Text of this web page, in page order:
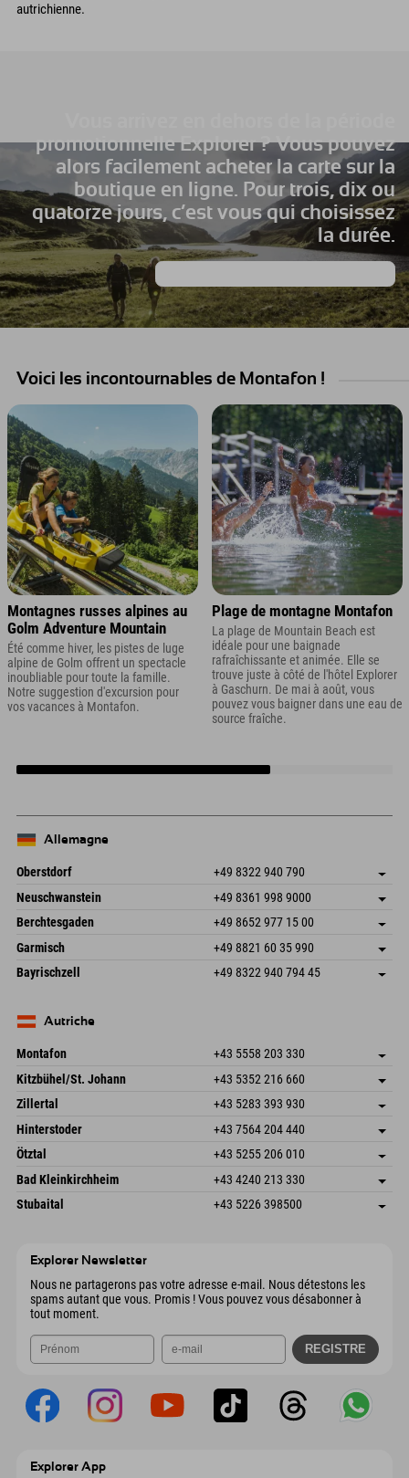
autrichienne.
promotionnelle Explorer ? Vous pouvez
alors facilement acheter la carte sur la
boutique en ligne. Pour trois, dix ou
quatorze jours, c’est vous qui choisissez
la durée.
Voici les incontournables de Montafon !
Montagnes russes alpines au
Golm Adventure Mountain
Été comme hiver, les pistes de luge
alpine de Golm offrent un spectacle
inoubliable pour toute la famille.
Notre suggestion d'excursion pour
vos vacances à Montafon.
Plage de montagne Montafon
La plage de Mountain Beach est
idéale pour une baignade
rafraîchissante et animée. Elle se
trouve juste à côté de l'hôtel Explorer
à Gaschurn. De mai à août, vous
pouvez vous baigner dans une eau de
source fraîche.
Allemagne
Oberstdorf +49 8322 940 790
An der Breitach 3
87538 Fischen I. Allgäu
Allemagne
Enregistrer l'adresse
Informations d'arrivée
Réservation
Neuschwanstein +49 8361 998 9000
An der Riese 45
87484 Nesselwang im Allgäu
Allemagne
Enregistrer l'adresse
Réservation
Berchtesgaden +49 8652 977 15 00
Hofreitstr. 7
83471 Schönau am Königssee
Allemagne
Enregistrer l'adresse
Informations d'arrivée
Réservation
Garmisch +49 8821 60 35 990
Frickenstraße 22
82490 Farchant
Enregistrer l'adresse
Bayrischzell +49 8322 940 794 45
Allemagne
Autriche
Montafon +43 5558 203 330
Dorfstr. 127b
6793 Gaschurn/Montafon
Autriche
Enregistrer l'adresse
Informations d'arrivée
Réservation
Kitzbühel/St. Johann +43 5352 216 660
Speckbacherstraße 87
Autriche
Enregistrer l'adresse
Réservation
Zillertal +43 5283 393 930
Schmiedau 2
6272 Kaltenbach im Zillertal
Autriche
Enregistrer l'adresse
Informations d'arrivée
Réservation
Hinterstoder +43 7564 204 440
Freizeitpark 10
Autriche
Enregistrer l'adresse
Réservation
Ötztal +43 5255 206 010
Gscheat 14
6441 Umhausen
Autriche
Enregistrer l'adresse
Informations d'arrivée
Réservation
Bad Kleinkirchheim +43 4240 213 330
Dorfstraße 24
Enregistrer l'adresse
Stubaital +43 5226 398500
Explorer Newsletter
Nous ne partagerons pas votre adresse e-mail. Nous détestons les
spams autant que vous. Promis ! Vous pouvez vous désabonner à
tout moment.
Explorer App